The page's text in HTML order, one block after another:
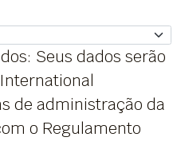
Seus dados serão
de administração da
o Regulamento